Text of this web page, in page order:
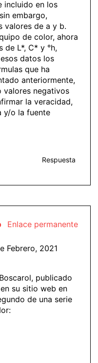
incluido en los
embargo,
valores de a y b.
de color, ahora
de L*, C* y °h,
datos los
que ha
anteriormente,
valores negativos
la veracidad,
y/o la fuente
Respuesta
Enlace permanente
Febrero, 2021
publicado
su sitio web en
de una serie